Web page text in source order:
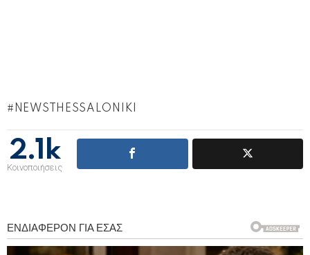
NEWSTHESSALONIKI
2.1k
Κοινοποιήσεις